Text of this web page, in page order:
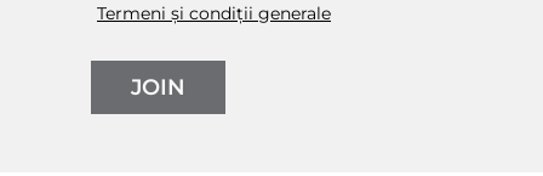
Termeni și condiții generale
JOIN